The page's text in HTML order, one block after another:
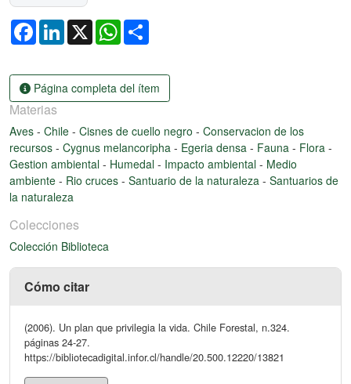
FacebookLinkedIn
X WhatsApp
Página completa del ítem
Materias
Aves - Chile - Cisnes de cuello negro - Conservacion de los
recursos - Cygnus melancoripha - Egeria densa - Fauna - Flora -
Gestion ambiental - Humedal - Impacto ambiental - Medio
ambiente - Rio cruces - Santuario de la naturaleza - Santuarios de
la naturaleza
Colecciones
Colección Biblioteca
Cómo citar
(2006). Un plan que privilegia la vida. Chile Forestal, n.324.
páginas 24-27.
https://bibliotecadigital.infor.cl/handle/20.500.12220/13821